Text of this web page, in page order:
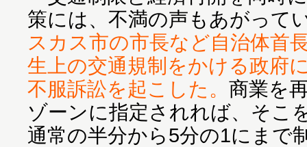
策には、不満の声もあがって
スカス市の市長など自治体首
生上の交通規制をかける政府
不服訴訟を起こした。 商業を
ゾーンに指定されれば、そこ
通常の半分から5分の1にまで